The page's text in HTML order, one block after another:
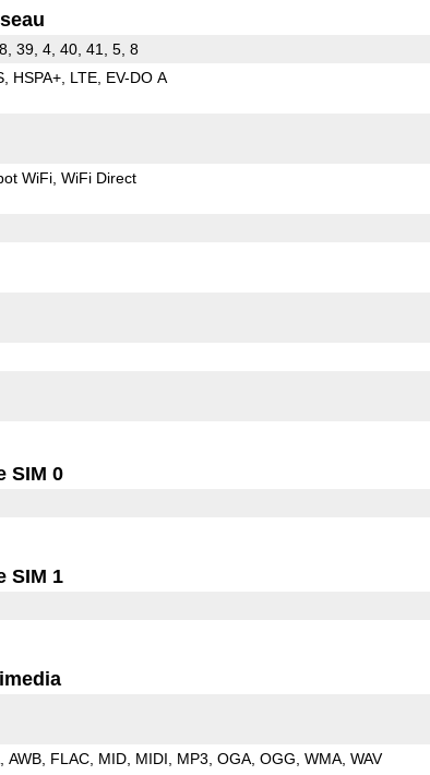
39, 4, 40, 41, 5, 8
HSPA+ LTE EV-DO A
WiFi WiFi Direct
SIM 0
SIM 1
AWB FLAC MID MIDI MP3 OGA OGG WMA WAV